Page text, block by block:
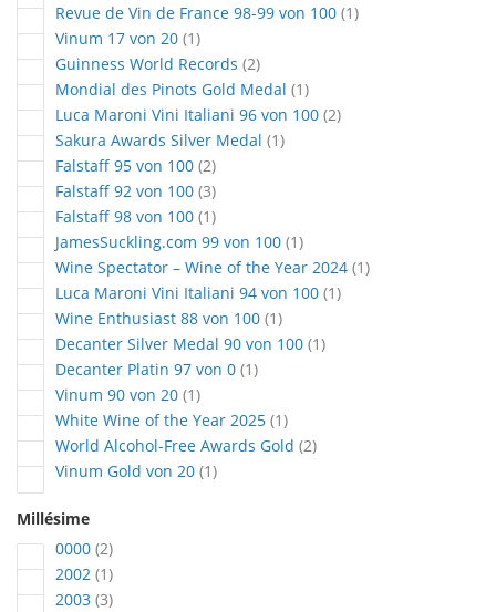
Revue de Vin de France 98-99 von 100 1article
Vinum 17 von 20 1article
Guinness World Records 2articles
Mondial des Pinots Gold Medal 1article
Luca Maroni Vini Italiani 96 von 100 2articles
Sakura Awards Silver Medal 1article
Falstaff 95 von 100 2articles
Falstaff 92 von 100 3articles
Falstaff 98 von 100 1article
JamesSuckling.com 99 von 100 1article
Wine Spectator – Wine of the Year 2024 1article
Luca Maroni Vini Italiani 94 von 100 1article
Wine Enthusiast 88 von 100 1article
Decanter Silver Medal 90 von 100 1article
Decanter Platin 97 von 0 1article
Vinum 90 von 20 1article
White Wine of the Year 2025 1article
World Alcohol-Free Awards Gold 2articles
Vinum Gold von 20 1article
Millésime
0000 2articles
2002 1article
2003 3articles